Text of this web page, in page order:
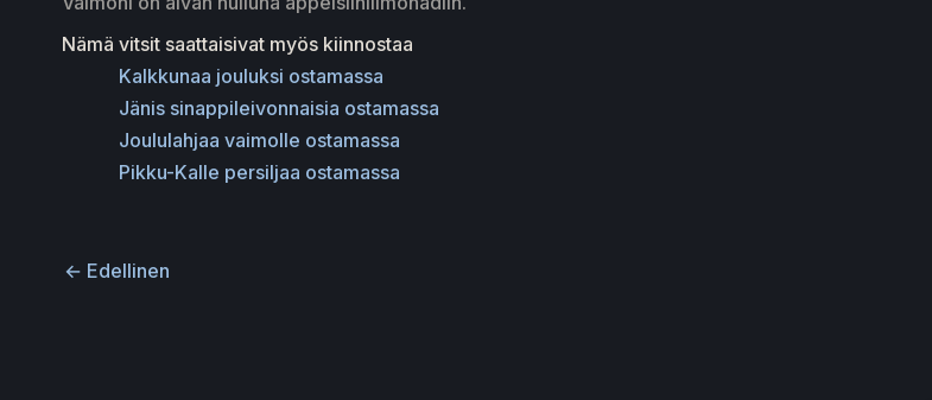
Nämä vitsit saattaisivat myös kiinnostaa
Kalkkunaa jouluksi ostamassa
Jänis sinappileivonnaisia ostamassa
Joululahjaa vaimolle ostamassa
Pikku-Kalle persiljaa ostamassa
← Edellinen